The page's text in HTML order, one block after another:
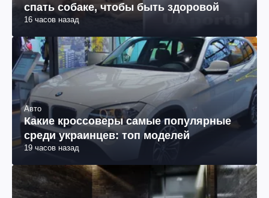
спать собаке, чтобы быть здоровой
16 часов назад
Авто
Какие кроссоверы самые популярные
среди украинцев: топ моделей
19 часов назад